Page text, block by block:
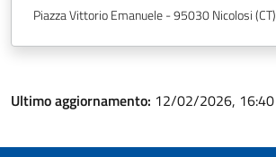
Piazza Vittorio Emanuele - 95030 Nicolosi (CT)
Ultimo aggiornamento: 12/02/2026, 16:40